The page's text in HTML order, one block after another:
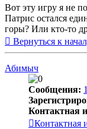
Вот эту игру я не
Патрис остался
горы? Или кто-то
Вернуться к
Абимыч
Сообщения:
Контактная
Контактная